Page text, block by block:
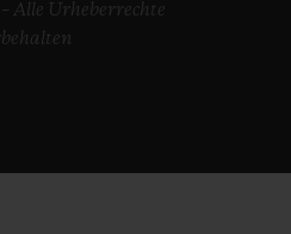
Alle Urheberrechte